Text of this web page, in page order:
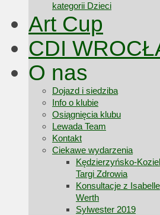
kategorii Dzieci
Art Cup
CDI
O nas
Dojazd i siedziba
Info o klubie
Osiągnięcia klubu
Lewada Team
Kontakt
Ciekawe wydarzenia
Kędzierzyńsko-
Targi Zdrowia
Konsultacje z Isabelle
Werth
Sylwester 2019